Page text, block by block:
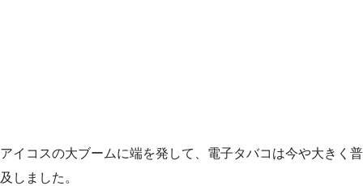
アイコスの大ブームに端を発して、電子タバコは今や大きく普
及しました。